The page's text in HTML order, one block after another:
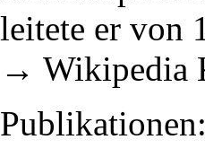
leitete er von
→ Wikipedia
Publikationen: